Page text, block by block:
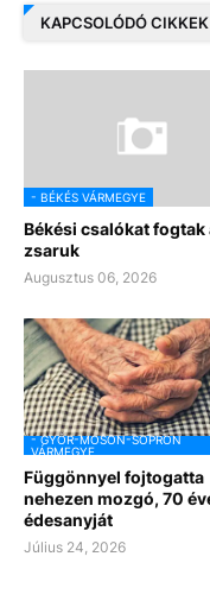
KAPCSOLÓDÓ CIKKEK
- BÉKÉS VÁRMEGYE
Békési csalókat fogtak
zsaruk
Augusztus 06, 2026
- GYŐR-MOSON-SOPRON
VÁRMEGYE
Függönnyel fojtogatta
nehezen mozgó, 70
édesanyját
Július 24, 2026